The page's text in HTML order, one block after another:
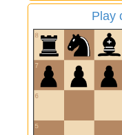
Play